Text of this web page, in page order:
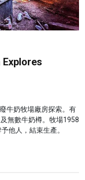
牛奶牧場廠房探索。有
無數牛奶樽。牧場1958
他人，結束生產。